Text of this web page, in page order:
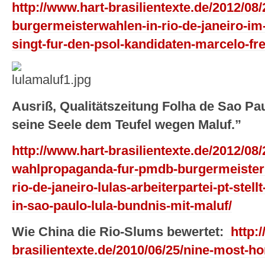
http://www.hart-brasilientexte.de/2012/
burgermeisterwahlen-in-rio-de-janeiro-
singt-fur-den-psol-kandidaten-marcelo-
Ausriß, Qualitätszeitung Folha de Sao
seine Seele dem Teufel wegen Maluf.”
http://www.hart-brasilientexte.de/2012/
wahlpropaganda-fur-pmdb-
rio-de-janeiro-lulas-arbeiterpartei-pt-
in-sao-paulo-lula-bundnis-mit-maluf/
Wie China die Rio-Slums bewertet:
brasilientexte.de/2010/06/25/nine-most-